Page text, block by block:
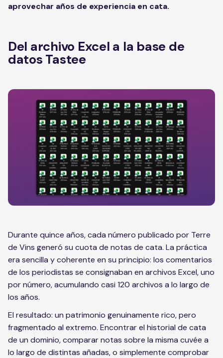
aprovechar años de experiencia en cata.
Del archivo Excel a la base de
datos Tastee
Durante quince años, cada número publicado por Terre
de Vins generó su cuota de notas de cata. La práctica
era sencilla y coherente en su principio: los comentarios
de los periodistas se consignaban en archivos Excel, uno
por número, acumulando casi 120 archivos a lo largo de
los años.
El resultado: un patrimonio genuinamente rico, pero
fragmentado al extremo. Encontrar el historial de cata
de un dominio, comparar notas sobre la misma cuvée a
lo largo de distintas añadas, o simplemente comprobar